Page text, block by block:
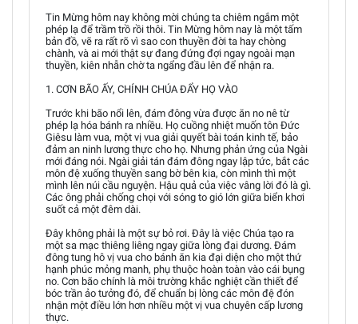
Tin Mừng hôm nay không mời chúng ta chiêm ngắm một
phép lạ để trầm trồ rồi thôi. Tin Mừng hôm nay là một tấm
bản đồ, vẽ ra rất rõ vì sao con thuyền đời ta hay chòng
chành, và ai mới thật sự đang đứng đợi ngay ngoài mạn
thuyền, kiên nhẫn chờ ta ngẩng đầu lên để nhận ra.
1. CƠN BÃO ẤY, CHÍNH CHÚA ĐẨY HỌ VÀO
Trước khi bão nổi lên, đám đông vừa được ăn no nê từ
phép lạ hóa bánh ra nhiều. Họ cuồng nhiệt muốn tôn Đức
Giêsu làm vua, một vị vua giải quyết bài toán kinh tế, bảo
đảm an ninh lương thực cho họ. Nhưng phản ứng của Ngài
mới đáng nói. Ngài giải tán đám đông ngay lập tức, bắt các
môn đệ xuống thuyền sang bờ bên kia, còn mình thì một
mình lên núi cầu nguyện. Hậu quả của việc vâng lời đó là gì.
Các ông phải chống chọi với sóng to gió lớn giữa biển khơi
suốt cả một đêm dài.
Đây không phải là một sự bỏ rơi. Đây là việc Chúa tạo ra
một sa mạc thiêng liêng ngay giữa lòng đại dương. Đám
đông tung hô vị vua cho bánh ăn kia đại diện cho một thứ
hạnh phúc mỏng manh, phụ thuộc hoàn toàn vào cái bụng
no. Cơn bão chính là môi trường khắc nghiệt cần thiết để
bóc trần ảo tưởng đó, để chuẩn bị lòng các môn đệ đón
nhận một điều lớn hơn nhiều một vị vua chuyên cấp lương
thực.